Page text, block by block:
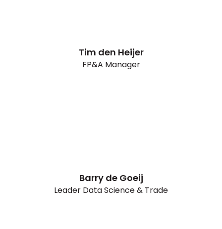
Tim den Heijer
FP&A Manager
Barry de Goeij
Leader Data Science & Trade